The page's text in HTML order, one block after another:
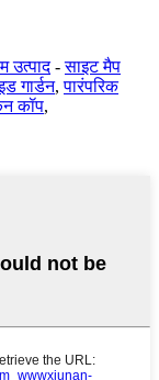
उत्पाद-साइट मैप
गार्डन,पारंपरिक
कॉप,